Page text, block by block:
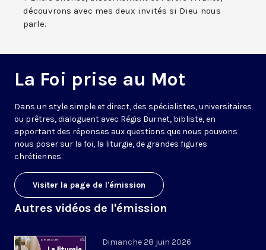
découvrons avec mes deux invités si Dieu nous
parle.
La Foi prise au Mot
Dans un style simple et direct, des spécialistes, universitaires
ou prêtres, dialoguent avec Régis Burnet, bibliste, en
apportant des réponses aux questions que nous pouvons
nous poser sur la foi, la liturgie, de grandes figures
chrétiennes.
Visiter la page de l'émission
Autres vidéos de l'émission
Dimanche 28 juin 2026